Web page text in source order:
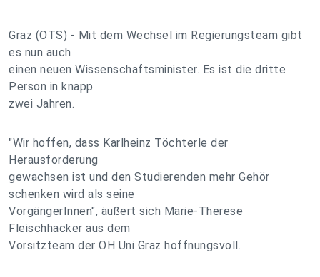
Graz (OTS) - Mit dem Wechsel im Regierungsteam gibt
es nun auch
einen neuen Wissenschaftsminister. Es ist die dritte
Person in knapp
zwei Jahren.
"Wir hoffen, dass Karlheinz Töchterle der
Herausforderung
gewachsen ist und den Studierenden mehr Gehör
schenken wird als seine
VorgängerInnen", äußert sich Marie-Therese
Fleischhacker aus dem
Vorsitzteam der ÖH Uni Graz hoffnungsvoll.